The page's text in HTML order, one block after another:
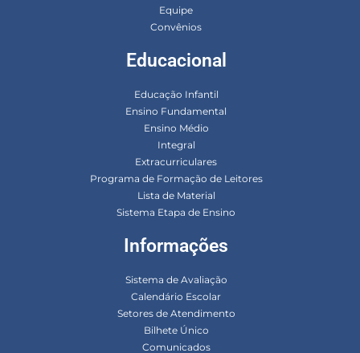
Equipe
Convênios
Educacional
Educação Infantil
Ensino Fundamental
Ensino Médio
Integral
Extracurriculares
Programa de Formação de Leitores
Lista de Material
Sistema Etapa de Ensino
Informações
Sistema de Avaliação
Calendário Escolar
Setores de Atendimento
Bilhete Único
Comunicados